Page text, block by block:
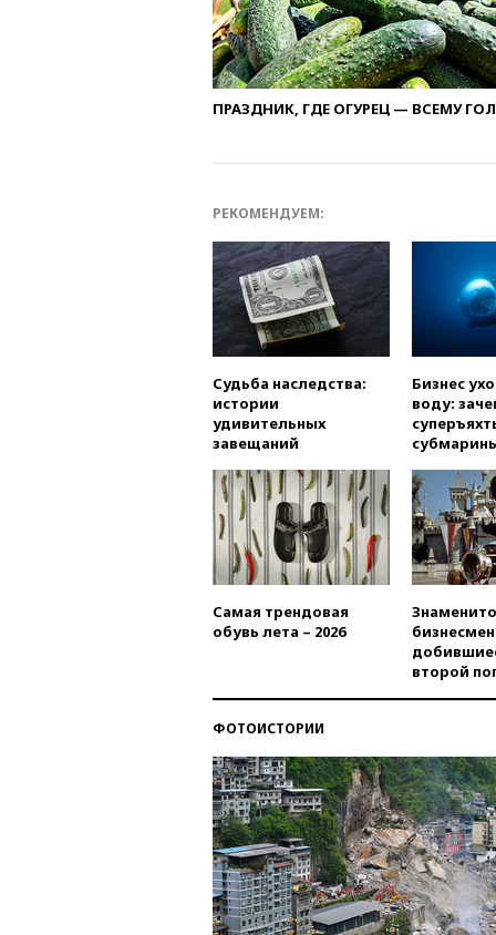
ПРАЗДНИК, ГДЕ ОГУРЕЦ — ВСЕМУ
РЕКОМЕНДУЕМ:
Судьба наследства:
истории
удивительных
завещаний
Бизнес
воду:
Самая трендовая
обувь лета – 2026
второй
ФОТОИСТОРИИ